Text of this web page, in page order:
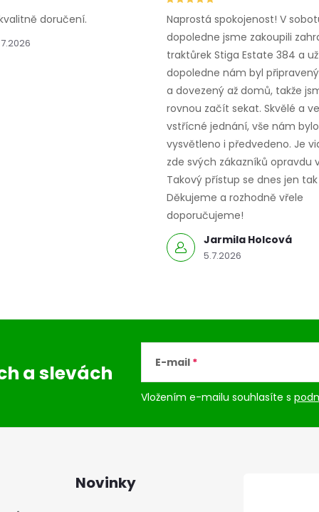
doručení.
Jarmila Holcová
5.7.2026
Naprostá spokojenost! V
dopoledne jsme zakoupili
traktůrek Stiga Estate 384 a
dopoledne nám byl
a dovezený až domů, takže
rovnou začít sekat. Skvělé a
vstřícné jednání, vše nám bylo
vysvětleno i předvedeno. Je
zde svých zákazníků opravdu
Takový přístup se dnes jen
Děkujeme a rozhodně vřele
doporučujeme!
a slevách E-mail
Vložením e-mailu souhlasíte s
Novinky